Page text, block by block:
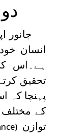
جانور
انسان
ہے۔اس
تحقیق
پہنچا کہ
کے مختلف
توازن